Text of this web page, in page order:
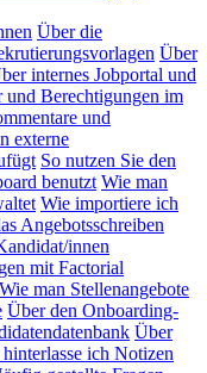
Über die
Über
internes Jobportal und
und Berechtigungen im
und
externe
So nutzen Sie den
benutzt Wie man
Wie importiere ich
Angebotsschreiben
innen
mit Factorial
Wie man Stellenangebote
Über den Onboarding-
Über
ich Notizen